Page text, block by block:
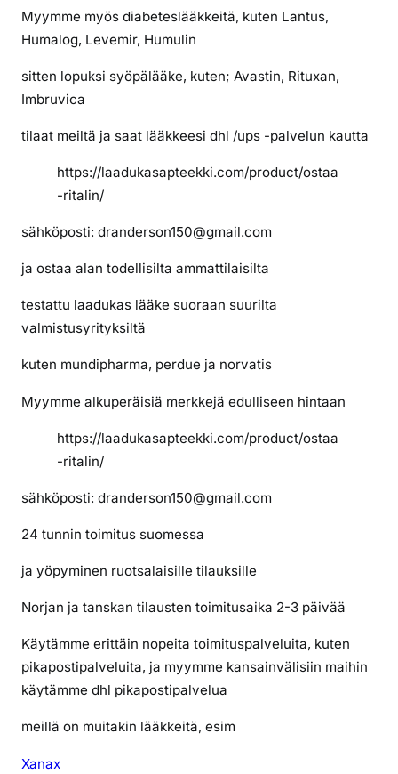
i
Myymme myös diabeteslääkkeitä, kuten Lantus,
Humalog, Levemir, Humulin
sitten lopuksi syöpälääke, kuten; Avastin, Rituxan,
Imbruvica
tilaat meiltä ja saat lääkkeesi dhl /ups -palvelun kautta
https://laadukasapteekki.com/product/ostaa
-ritalin/
sähköposti: dranderson150@gmail.com
ja ostaa alan todellisilta ammattilaisilta
testattu laadukas lääke suoraan suurilta
valmistusyrityksiltä
kuten mundipharma, perdue ja norvatis
Myymme alkuperäisiä merkkejä edulliseen hintaan
https://laadukasapteekki.com/product/ostaa
-ritalin/
sähköposti: dranderson150@gmail.com
24 tunnin toimitus suomessa
ja yöpyminen ruotsalaisille tilauksille
Norjan ja tanskan tilausten toimitusaika 2-3 päivää
Käytämme erittäin nopeita toimituspalveluita, kuten
pikapostipalveluita, ja myymme kansainvälisiin maihin
käytämme dhl pikapostipalvelua
meillä on muitakin lääkkeitä, esim
Xanax